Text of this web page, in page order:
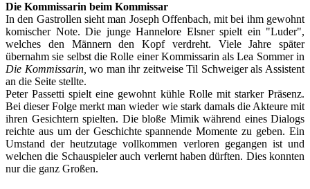
Die Kommissarin beim Kommissar
In den Gastrollen sieht man Joseph Offenbach, mit bei ihm gewohnt
komischer Note. Die junge Hannelore Elsner spielt ein "Luder",
welches den Männern den Kopf verdreht. Viele Jahre später
übernahm sie selbst die Rolle einer Kommissarin als Lea Sommer in
Die Kommissarin, wo man ihr zeitweise Til Schweiger als Assistent
an die Seite stellte.
Peter Passetti spielt eine gewohnt kühle Rolle mit starker Präsenz.
Bei dieser Folge merkt man wieder wie stark damals die Akteure mit
ihren Gesichtern spielten. Die bloße Mimik während eines Dialogs
reichte aus um der Geschichte spannende Momente zu geben. Ein
Umstand der heutzutage vollkommen verloren gegangen ist und
welchen die Schauspieler auch verlernt haben dürften. Dies konnten
nur die ganz Großen.